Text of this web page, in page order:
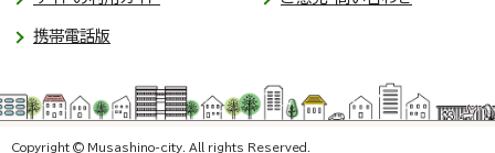
携帯電話版
Copyright © Musashino-city. All rights Reserved.